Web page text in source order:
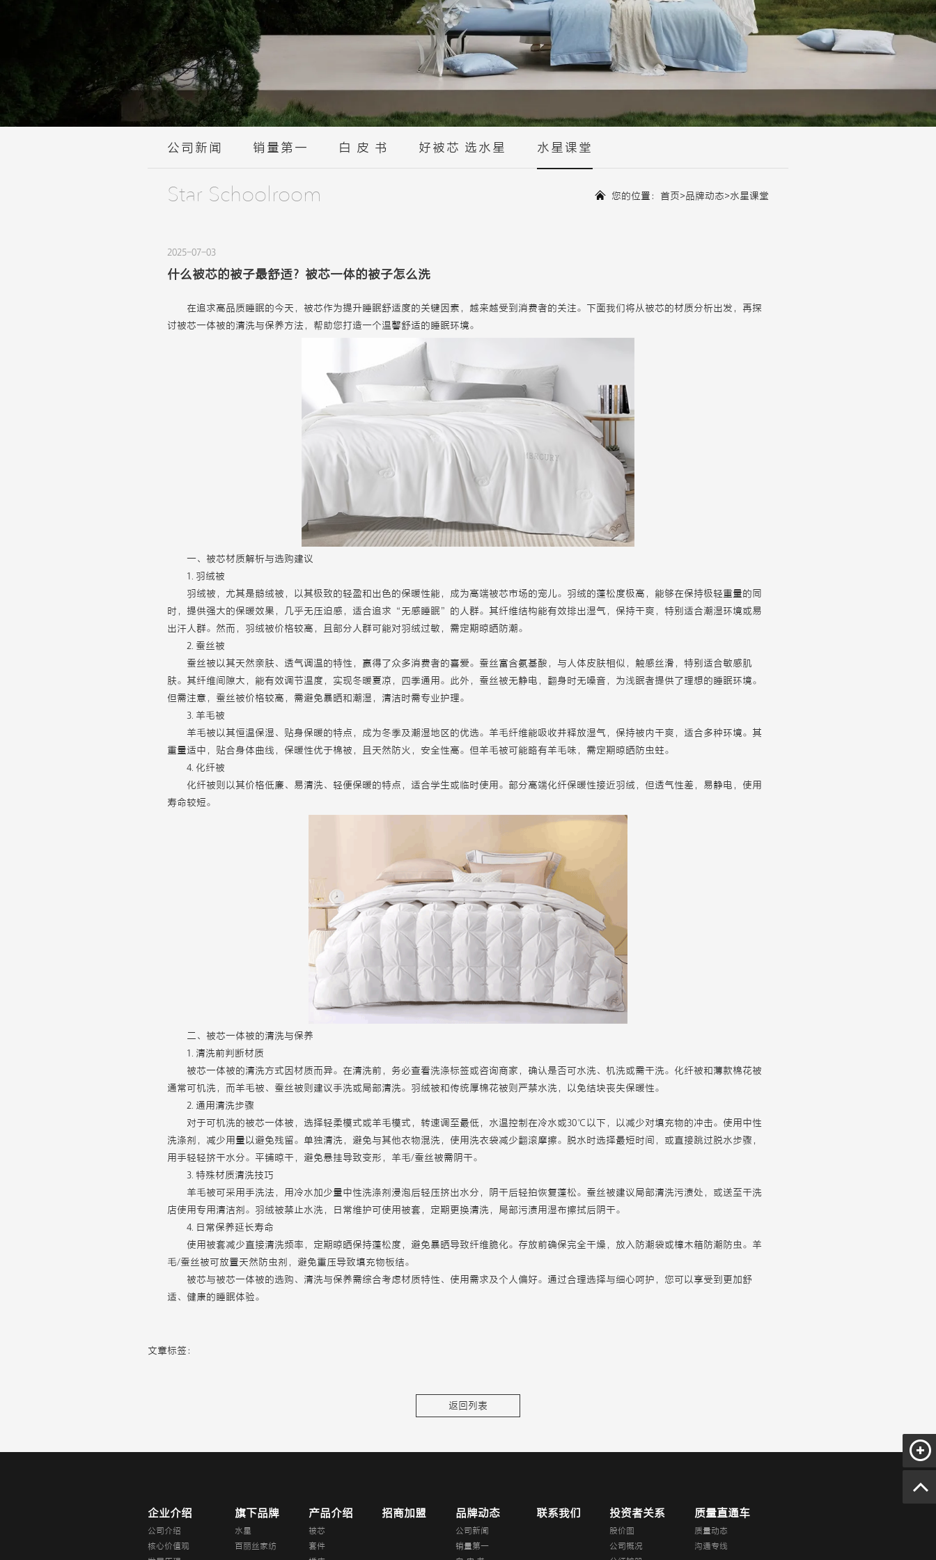
公司新闻 销量第一 白 皮 书 好被芯 选水星 水星课堂
您的位置： 首页 >品牌动态>水星课堂
Star Schoolroom
2025-07-03
什么被芯的被子最舒适？被芯一体的被子怎么洗
在追求高品质睡眠的今天， 被芯作为提升睡眠舒适度的关键因素，越来越受到消费者的关注。下面我们将从被芯的材质分析出发，再探
讨被芯一体被的清洗与保养方法，帮助您打造一个温馨舒适的睡眠环境。
一、被芯材质解析与选购建议
1. 羽绒被
羽绒被，尤其是鹅绒被，以其极致的轻盈和出色的保暖性能，成为高端被芯市场的宠儿。羽绒的蓬松度极高，能够在保持极轻重量的同
时，提供强大的保暖效果，几乎无压迫感，适合追求“无感睡眠”的人群。其纤维结构能有效排出湿气，保持干爽，特别适合潮湿环境或易
出汗人群。然而，羽绒被价格较高，且部分人群可能对羽绒过敏，需定期晾晒防潮。
2. 蚕丝被
蚕丝被以其天然亲肤、透气调温的特性，赢得了众多消费者的喜爱。蚕丝富含氨基酸，与人体皮肤相似，触感丝滑，特别适合敏感肌
肤。其纤维间隙大，能有效调节温度，实现冬暖夏凉，四季通用。此外，蚕丝被无静电，翻身时无噪音，为浅眠者提供了理想的睡眠环境。
但需注意，蚕丝被价格较高，需避免暴晒和潮湿，清洁时需专业护理。
3. 羊毛被
羊毛被以其恒温保湿、贴身保暖的特点，成为冬季及潮湿地区的优选。羊毛纤维能吸收并释放湿气，保持被内干爽，适合多种环境。其
重量适中，贴合身体曲线，保暖性优于棉被，且天然防火，安全性高。但羊毛被可能略有羊毛味，需定期晾晒防虫蛀。
4. 化纤被
化纤被则以其价格低廉、易清洗、轻便保暖的特点，适合学生或临时使用。部分高端化纤保暖性接近羽绒，但透气性差，易静电，使用
寿命较短。
二、被芯一体被的清洗与保养
1. 清洗前判断材质
被芯一体被的清洗方式因材质而异。在清洗前，务必查看洗涤标签或咨询商家，确认是否可水洗、机洗或需干洗。化纤被和薄款棉花被
通常可机洗，而羊毛被、蚕丝被则建议手洗或局部清洗。羽绒被和传统厚棉花被则严禁水洗，以免结块丧失保暖性。
2. 通用清洗步骤
对于可机洗的被芯一体被，选择轻柔模式或羊毛模式，转速调至最低，水温控制在冷水或30℃以下，以减少对填充物的冲击。使用中性
洗涤剂，减少用量以避免残留。单独清洗，避免与其他衣物混洗，使用洗衣袋减少翻滚摩擦。脱水时选择最短时间，或直接跳过脱水步骤，
用手轻轻挤干水分。平铺晾干，避免悬挂导致变形，羊毛/蚕丝被需阴干。
3. 特殊材质清洗技巧
羊毛被可采用手洗法，用冷水加少量中性洗涤剂浸泡后轻压挤出水分，阴干后轻拍恢复蓬松。蚕丝被建议局部清洗污渍处，或送至干洗
店使用专用清洁剂。羽绒被禁止水洗，日常维护可使用被套，定期更换清洗，局部污渍用湿布擦拭后阴干。
4. 日常保养延长寿命
使用被套减少直接清洗频率，定期晾晒保持蓬松度，避免暴晒导致纤维脆化。存放前确保完全干燥，放入防潮袋或樟木箱防潮防虫。羊
毛/蚕丝被可放置天然防虫剂，避免重压导致填充物板结。
被芯与被芯一体被的选购、清洗与保养需综合考虑材质特性、使用需求及个人偏好。通过合理选择与细心呵护，您可以享受到更加舒
适、健康的睡眠体验。
文章标签：
返回列表
企业介绍
公司介绍
核心价值观
旗下品牌
水星
百丽丝家纺
产品介绍
被芯
套件
招商加盟 品牌动态
公司新闻
销量第一
联系我们 投资者关系
股价图
公司概况
质量直通车
质量动态
沟通专线